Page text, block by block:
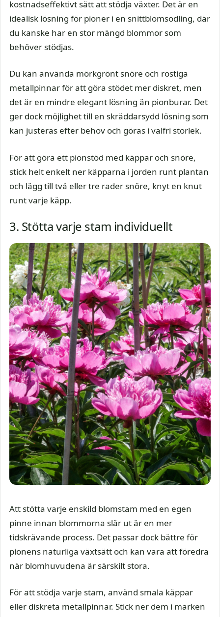
kostnadseffektivt sätt att stödja växter. Det är en
idealisk lösning för pioner i en snittblomsodling, där
du kanske har en stor mängd blommor som
behöver stödjas.
Du kan använda mörkgrönt snöre och rostiga
metallpinnar för att göra stödet mer diskret, men
det är en mindre elegant lösning än pionburar. Det
ger dock möjlighet till en skräddarsydd lösning som
kan justeras efter behov och göras i valfri storlek.
För att göra ett pionstöd med käppar och snöre,
stick helt enkelt ner käpparna i jorden runt plantan
och lägg till två eller tre rader snöre, knyt en knut
runt varje käpp.
3. Stötta varje stam individuellt
Att stötta varje enskild blomstam med en egen
pinne innan blommorna slår ut är en mer
tidskrävande process. Det passar dock bättre för
pionens naturliga växtsätt och kan vara att föredra
när blomhuvudena är särskilt stora.
För att stödja varje stam, använd smala käppar
eller diskreta metallpinnar. Stick ner dem i marken